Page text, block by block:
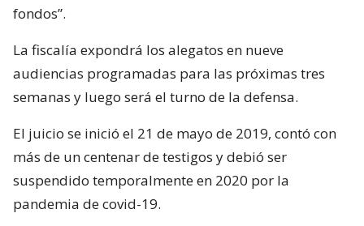
fondos”.
La fiscalía expondrá los alegatos en nueve
audiencias programadas para las próximas tres
semanas y luego será el turno de la defensa.
El juicio se inició el 21 de mayo de 2019, contó con
más de un centenar de testigos y debió ser
suspendido temporalmente en 2020 por la
pandemia de covid-19.